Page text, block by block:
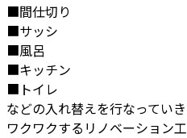
■間仕切り
■サッシ
■風呂
■キッチン
■トイレ
などの入れ替えを行なっていき
ワクワクするリノベーション